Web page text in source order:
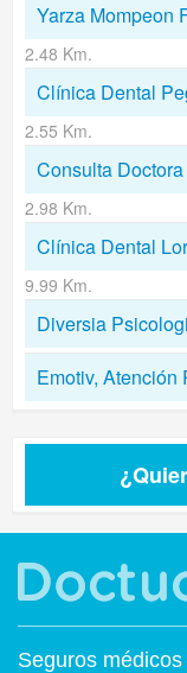
Yarza Mompeon
2.48 Km.
Clínica Dental
2.55 Km.
Consulta
2.98 Km.
Clínica Dental
9.99 Km.
Diversia
Emotiv,
Seguros médicos